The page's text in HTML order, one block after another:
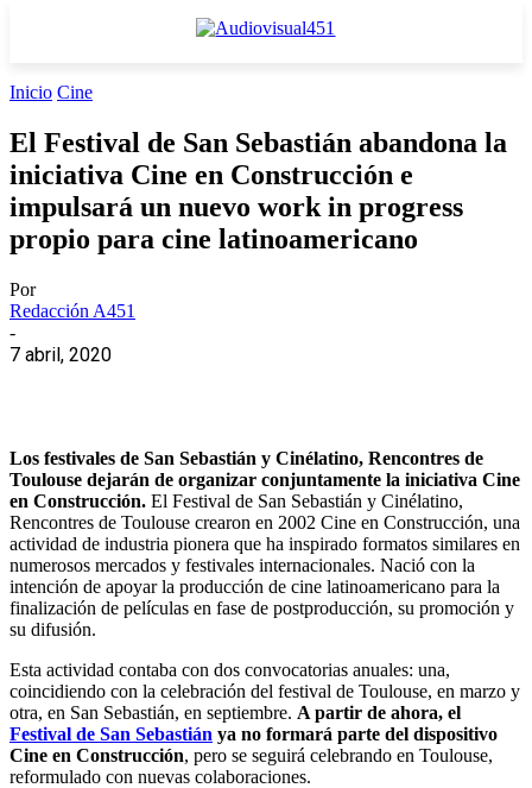
Inicio Cine
El Festival de San Sebastián abandona la
iniciativa Cine en Construcción e
impulsará un nuevo work in progress
propio para cine latinoamericano
Por
Redacción A451
-
7 abril, 2020
Los festivales de San Sebastián y Cinélatino, Rencontres de
Toulouse dejarán de organizar conjuntamente la iniciativa Cine
en Construcción. El Festival de San Sebastián y Cinélatino,
Rencontres de Toulouse crearon en 2002 Cine en Construcción, una
actividad de industria pionera que ha inspirado formatos similares en
numerosos mercados y festivales internacionales. Nació con la
intención de apoyar la producción de cine latinoamericano para la
finalización de películas en fase de postproducción, su promoción y
su difusión.
Esta actividad contaba con dos convocatorias anuales: una,
coincidiendo con la celebración del festival de Toulouse, en marzo y
otra, en San Sebastián, en septiembre. A partir de ahora, el
Festival de San Sebastián ya no formará parte del dispositivo
Cine en Construcción, pero se seguirá celebrando en Toulouse,
reformulado con nuevas colaboraciones.